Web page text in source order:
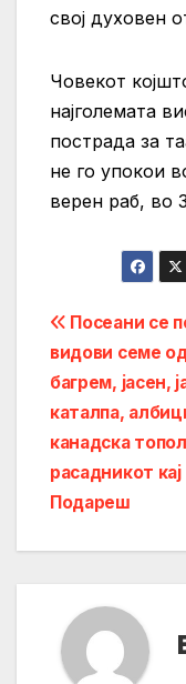
свој духовен
Човекот
најголемата
пострада за
не го упокои
верен раб, во
Post
Посеани се
видови семе
багрем, јасен,
каталпа,
канадска
расадникот кај
Подареш